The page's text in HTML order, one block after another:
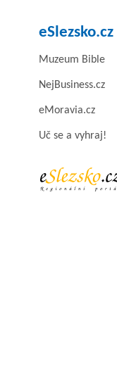
eSlezsko.cz
Muzeum Bible
NejBusiness.cz
eMoravia.cz
Uč se a vyhraj!